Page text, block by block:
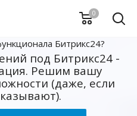
0
Битрикс24?
под Битрикс24 -
Решим вашу
(даже, если